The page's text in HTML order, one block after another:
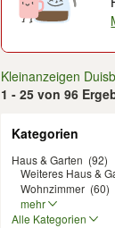
Kleinanzeigen
1 - 25 von 96
Kategorien
Haus & Garten (92)
Weiteres Haus &
Wohnzimmer (60)
mehr
Alle Kategorien